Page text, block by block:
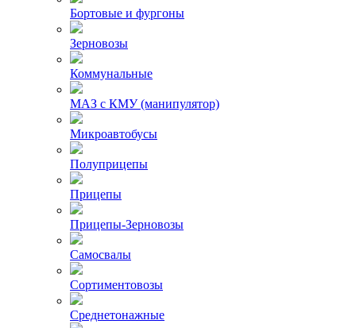
Бортовые и фургоны
Зерновозы
Коммунальные
МАЗ с КМУ (манипулятор)
Микроавтобусы
Полуприцепы
Прицепы
Прицепы-Зерновозы
Самосвалы
Сортиментовозы
Среднетонажные